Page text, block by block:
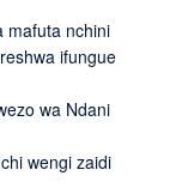
mafuta nchini
ifungue
wa Ndani
wengi zaidi